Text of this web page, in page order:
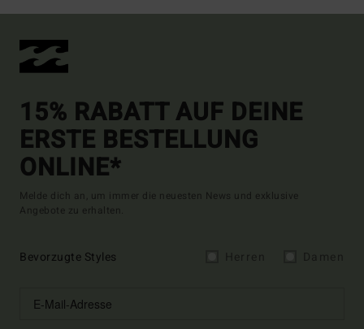
15% RABATT AUF DEINE
ERSTE BESTELLUNG
ONLINE*
Melde dich an, um immer die neuesten News und exklusive
Angebote zu erhalten.
Bevorzugte Styles